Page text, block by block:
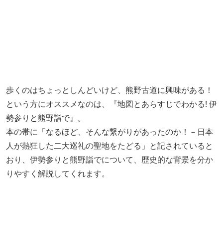
歩くのはちょっとしんどいけど、熊野古道に興味がある！
という方にオススメなのは、『地図とあらすじでわかる! 伊
勢参りと熊野詣で』。
本の帯に「なるほど、そんな繋がりがあったのか！－日本
人が熱狂した二大巡礼の聖地をたどる」と記されていると
おり、伊勢参りと熊野詣でについて、歴史的な背景を分か
りやすく解説してくれます。